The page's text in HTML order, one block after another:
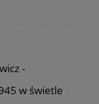
-
w świetle